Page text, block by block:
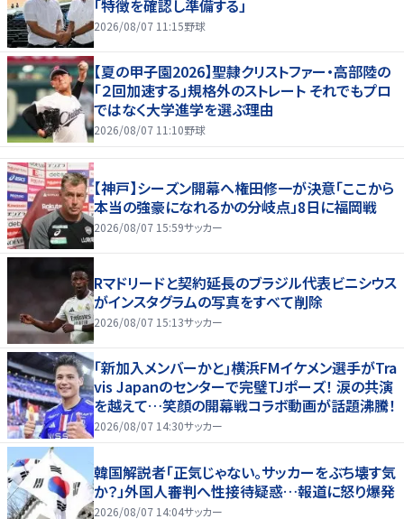
「特徴を確認し準備する」
2026/08/07 11:15野球
【夏の甲子園2026】聖隷クリストファー・高部陸の
「２回加速する」規格外のストレート それでもプロ
ではなく大学進学を選ぶ理由
2026/08/07 11:10野球
【神戸】シーズン開幕へ権田修一が決意「ここから
本当の強豪になれるかの分岐点」8日に福岡戦
2026/08/07 15:59サッカー
Rマドリードと契約延長のブラジル代表ビニシウス
がインスタグラムの写真をすべて削除
2026/08/07 15:13サッカー
｢新加入メンバーかと｣横浜FMイケメン選手がTra
vis Japanのセンターで完璧TJポーズ！ 涙の共演
を越えて…笑顔の開幕戦コラボ動画が話題沸騰！
2026/08/07 14:30サッカー
韓国解説者「正気じゃない。サッカーをぶち壊す気
か？」外国人審判へ性接待疑惑…報道に怒り爆発
2026/08/07 14:04サッカー